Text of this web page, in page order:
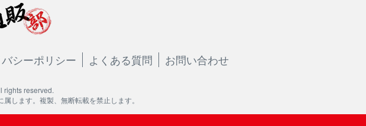
シーポリシー よくある質問 お問い合わせ
rights reserved.
します。複製、無断転載を禁止します。